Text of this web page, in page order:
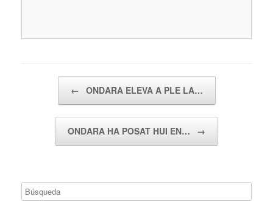
← ONDARA ELEVA A PLE LA…
ONDARA HA POSAT HUI EN… →